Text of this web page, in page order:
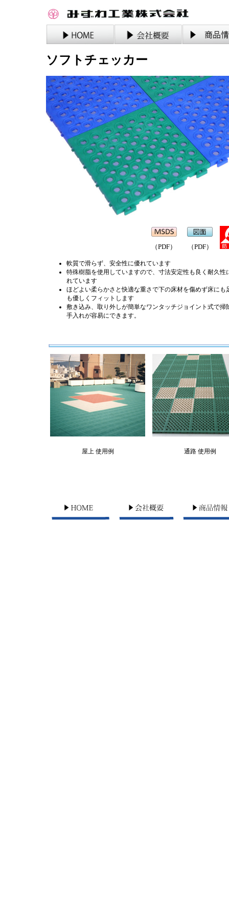
ソフトチェッカー
（PDF） （PDF）
軟質で滑らず、安全性に優れています
特殊樹脂を使用していますので、寸法安定性も良く耐久性
れています
ほどよい柔らかさと快適な重さで下の床材を傷めず床にも
も優しくフィットします
敷き込み、取り外しが簡単なワンタッチジョイント式で掃
手入れが容易にできます。
屋上 使用例 通路 使用例